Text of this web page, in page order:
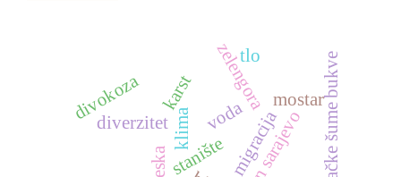
stanište
divokoza zelengora
migracija
karst
tlo
voda
klima
mostarizdanačke šume bukve
diverzitet